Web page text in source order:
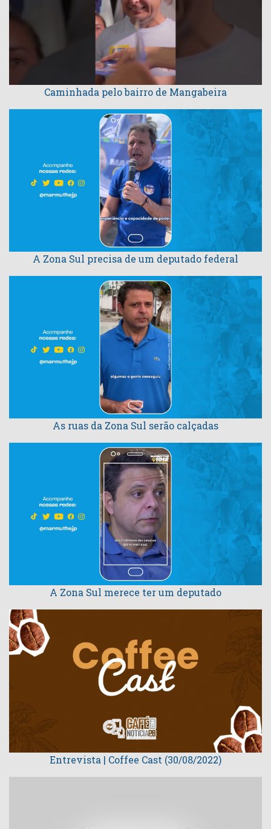
Caminhada pelo bairro de Mangabeira
A Zona Sul precisa de um deputado federal
As ruas da Zona Sul serão calçadas
A Zona Sul merece ter um deputado
Entrevista | Coffee Cast (30/08/2022)